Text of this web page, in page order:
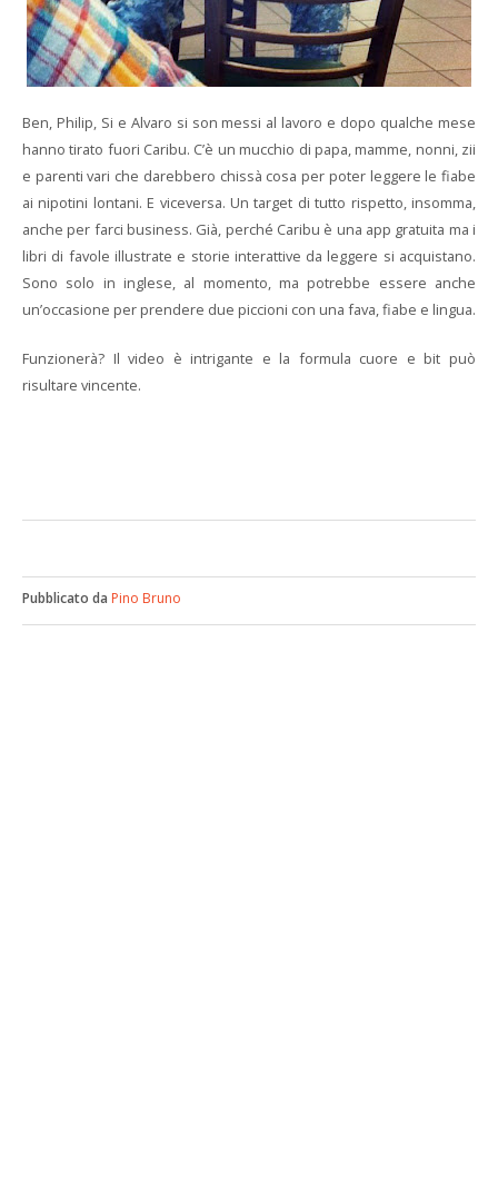
Ben, Philip, Si e Alvaro si son messi al lavoro e dopo qualche mese
hanno tirato fuori Caribu. C’è un mucchio di papa, mamme, nonni, zii
e parenti vari che darebbero chissà cosa per poter leggere le fiabe
ai nipotini lontani. E viceversa. Un target di tutto rispetto, insomma,
anche per farci business. Già, perché Caribu è una app gratuita ma i
libri di favole illustrate e storie interattive da leggere si acquistano.
Sono solo in inglese, al momento, ma potrebbe essere anche
un’occasione per prendere due piccioni con una fava, fiabe e lingua.
Funzionerà? Il video è intrigante e la formula cuore e bit può
risultare vincente.
Pubblicato da Pino Bruno